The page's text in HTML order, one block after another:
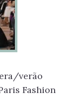
verão
Fashion